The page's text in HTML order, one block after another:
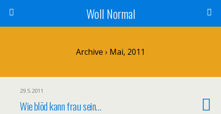
Woll Normal
Archive › Mai, 2011
29.5.2011
Wie blöd kann frau sein…